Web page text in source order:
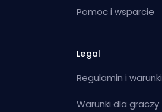
Pomoc i wsparcie
Legal
Regulamin i warunki
Warunki dla graczy